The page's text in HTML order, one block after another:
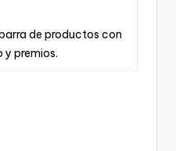
de productos con
y premios.